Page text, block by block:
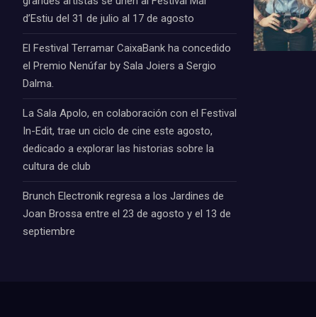
d’Estiu del 31 de julio al 17 de agosto
El Festival Terramar CaixaBank ha concedido
el Premio Nenúfar by Sala Joiers a Sergio
Dalma.
La Sala Apolo, en colaboración con el Festival
In-Edit, trae un ciclo de cine este agosto,
dedicado a explorar las historias sobre la
cultura de club
Brunch Electronik regresa a los Jardines de
Joan Brossa entre el 23 de agosto y el 13 de
septiembre